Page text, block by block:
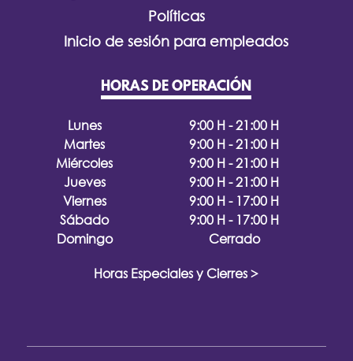
Políticas
Inicio de sesión para empleados
HORAS DE OPERACIÓN
Lunes
9:00 H - 21:00 H
Martes
9:00 H - 21:00 H
Miércoles
9:00 H - 21:00 H
Jueves
9:00 H - 21:00 H
Viernes
9:00 H - 17:00 H
Sábado
9:00 H - 17:00 H
Domingo
Cerrado
Horas Especiales y Cierres >